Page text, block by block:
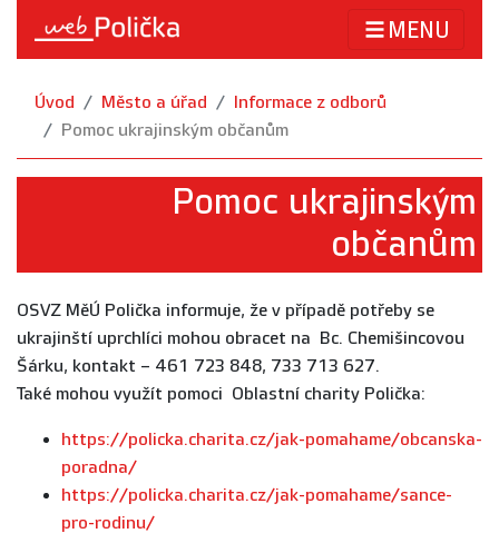
MENU
Úvod Město a úřad
Informace z odborů
Pomoc ukrajinským občanům
Pomoc ukrajinským
občanům
OSVZ MěÚ Polička informuje, že v případě potřeby se
ukrajinští uprchlíci mohou obracet na Bc. Chemišincovou
Šárku, kontakt – 461 723 848, 733 713 627.
Také mohou využít pomoci Oblastní charity Polička:
https://policka.charita.cz/jak-pomahame/obcanska-
poradna/
https://policka.charita.cz/jak-pomahame/sance-
pro-rodinu/